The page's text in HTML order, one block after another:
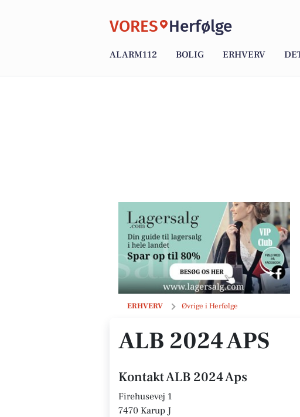
VORES Herfølge
ALARM112 BOLIG ERHVERV
ERHVERV Øvrige i Herfølge
ALB 2024 Aps
ALB 2024 APS
Kontakt ALB 2024 Aps
Firehusevej 1
7470 Karup J